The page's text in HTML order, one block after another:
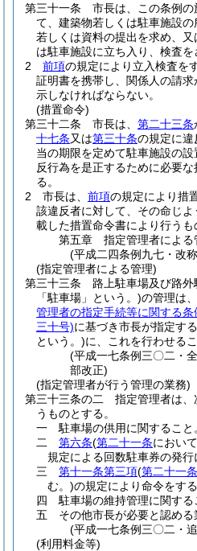
第三十一条
市長は、この条例
て、建築物若しくは駐車施設
若しくは資料の提出を求め、又
は駐車施設に立ち入り、検査を
2
前項の規定により立入検査を
証明書を携帯し、関係人の請
示しなければならない。
(措置命令)
第三十二条
市長は、 第二十三条
十七条又は第三十条の規定に違
当の期限を定めて駐車施設の
反行為を是正するために必要
る。
2
市長は、 前項の規定により措
該違反者に対して、その命じ
載した措置命令書により行うも
第五章
指定管理者による
(平成二四条例九七・改
(指定管理者による管理)
第三十三条
路上駐車場及び路外
「駐車場」という。)の管理は、
管理者の指定手続等に関する条
三十号)に基づき市長が指定す
という。)に、これを行わせる
(平成一七条例三〇二・
部改正)
(指定管理者が行う管理の業務)
第三十三条の二
指定管理者は
うものとする。
一
駐車場の供用に関すること
二
第六条(第二十一条におい
規定による回数駐車券の発行
三
第十一条第三項(第二十一条
む。)の規定により命令をする
四
駐車場の維持管理に関する
五
その他市長が必要と認める
(平成一七条例三〇二・
(利用料金等)